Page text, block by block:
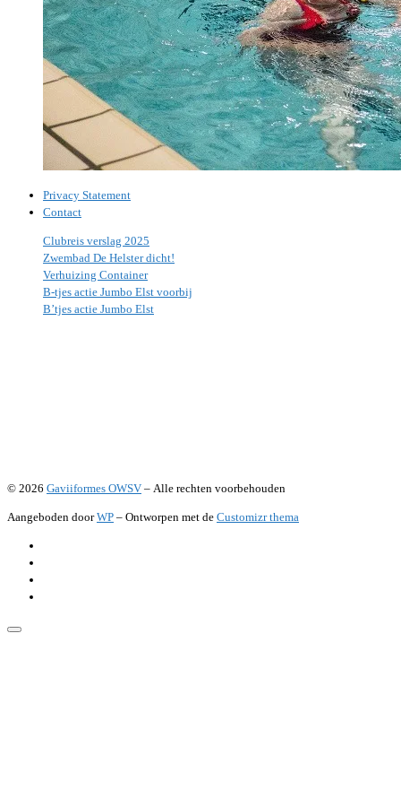
Privacy Statement
Contact
Clubreis verslag 2025
Zwembad De Helster dicht!
Verhuizing Container
B-tjes actie Jumbo Elst voorbij
B’tjes actie Jumbo Elst
© 2026 Gaviiformes OWSV – Alle rechten voorbehouden
Aangeboden doorWP – Ontworpen met de Customizr thema